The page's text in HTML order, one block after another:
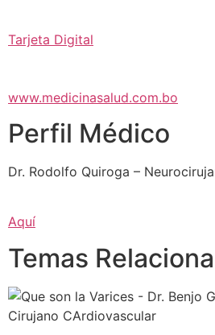
Tarjeta Digital
www.medicinasalud.com.bo
Perfil Médico
Dr. Rodolfo Quiroga –
Aquí
Temas